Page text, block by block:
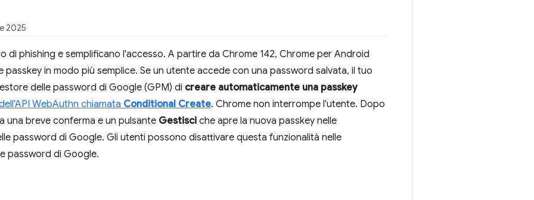
2025
di phishing e semplificano l'accesso. A partire da Chrome 142, Chrome per Android
in modo più semplice. Se un utente accede con una password salvata, il tuo
delle password di Google (GPM) di creare automaticamente una passkey
WebAuthn chiamata Conditional Create. Chrome non interrompe l'utente. Dopo
una breve conferma e un pulsante Gestisci che apre la nuova passkey nelle
password di Google. Gli utenti possono disattivare questa funzionalità nelle
password di Google.